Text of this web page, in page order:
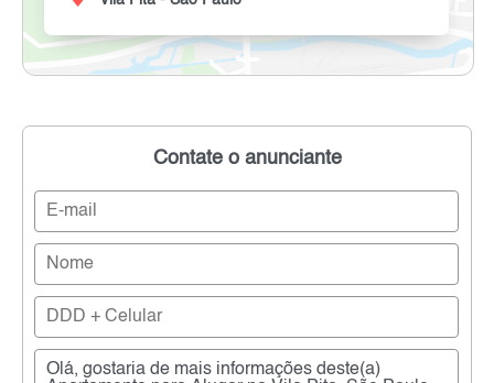
Contate o anunciante